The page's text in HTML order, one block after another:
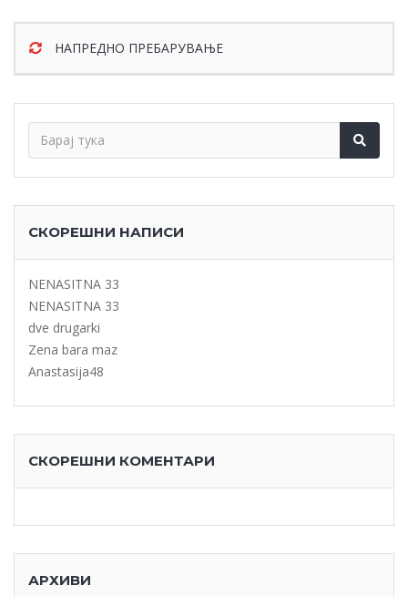
НАПРЕДНО ПРЕБАРУВАЊЕ
СКОРЕШНИ НАПИСИ
NENASITNA 33
NENASITNA 33
dve drugarki
Zena bara maz
Anastasija48
СКОРЕШНИ КОМЕНТАРИ
АРХИВИ